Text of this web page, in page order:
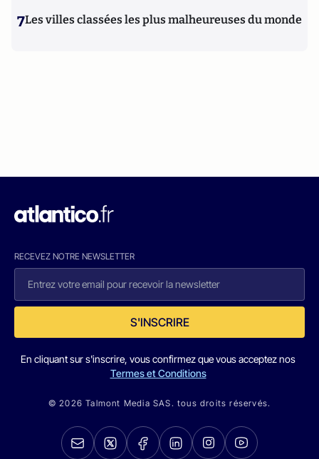
7Les villes classées les plus malheureuses du monde
RECEVEZ NOTRE NEWSLETTER
S'INSCRIRE
En cliquant sur s'inscrire, vous confirmez que vous acceptez nos
Termes et Conditions
© 2026 Talmont Media SAS. tous droits réservés.